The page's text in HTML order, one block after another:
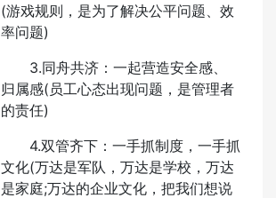
(游戏规则，是为了解决公平问题、效
率问题)
3.同舟共济：一起营造安全感、
归属感(员工心态出现问题，是管理者
的责任)
4.双管齐下：一手抓制度，一手抓
文化(万达是军队，万达是学校，万达
是家庭;万达的企业文化，把我们想说